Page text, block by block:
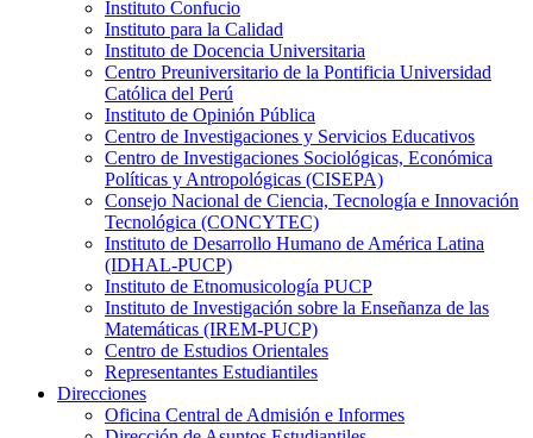
Instituto Confucio
Instituto para la Calidad
Instituto de Docencia Universitaria
Centro Preuniversitario de la Pontificia Universidad
Católica del Perú
Instituto de Opinión Pública
Centro de Investigaciones y Servicios Educativos
Centro de Investigaciones Sociológicas, Económica
Políticas y Antropológicas (CISEPA)
Consejo Nacional de Ciencia, Tecnología e Innovación
Tecnológica (CONCYTEC)
Instituto de Desarrollo Humano de América Latina
(IDHAL-PUCP)
Instituto de Etnomusicología PUCP
Instituto de Investigación sobre la Enseñanza de las
Matemáticas (IREM-PUCP)
Centro de Estudios Orientales
Representantes Estudiantiles
Direcciones
Oficina Central de Admisión e Informes